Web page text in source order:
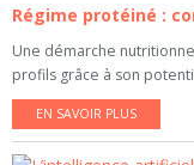
Régime protéiné :
Une démarche
profils grâce à son
EN SAVOIR PLUS